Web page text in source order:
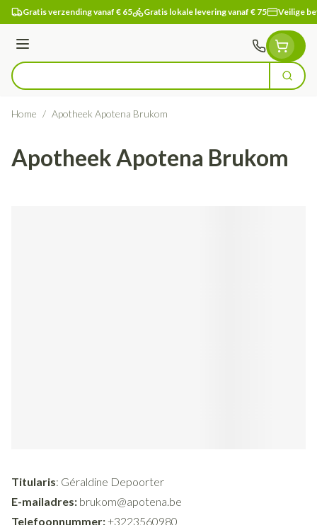
Ga naar de inhoud
Gratis verzending vanaf € 65 Gratis lokale levering vanaf € 75 Veilige
Menu
Product, merk, categorie... Zoek
Home / Apotheek Apotena Brukom
Apotheek Apotena Brukom
Titularis: Géraldine Depoorter
E-mailadres: brukom@apotena.be
Telefoonnummer:+3223560980